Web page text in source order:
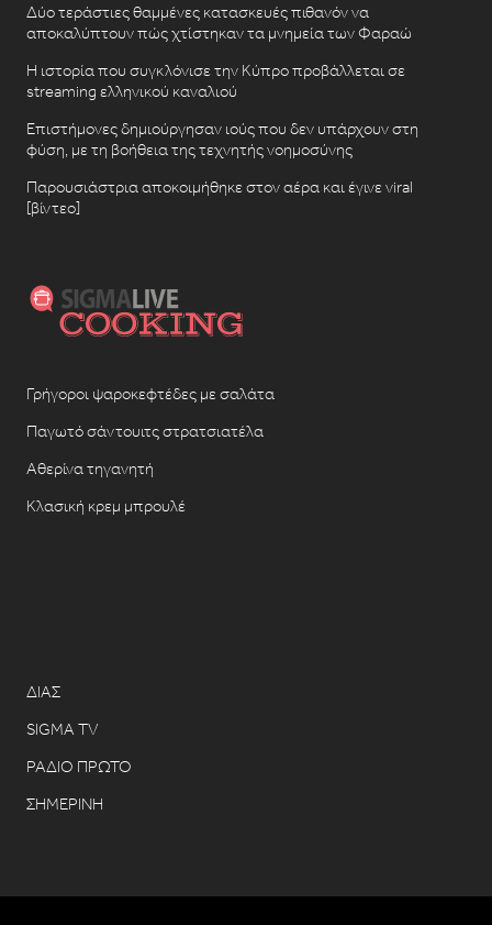
Δύο τεράστιες θαμμένες κατασκευές πιθανόν να
αποκαλύπτουν πώς χτίστηκαν τα μνημεία των Φαραώ
Η ιστορία που συγκλόνισε την Κύπρο προβάλλεται σε
streaming ελληνικού καναλιού
Επιστήμονες δημιούργησαν ιούς που δεν υπάρχουν στη
φύση, με τη βοήθεια της τεχνητής νοημοσύνης
Παρουσιάστρια αποκοιμήθηκε στον αέρα και έγινε viral
[βίντεο]
Γρήγοροι ψαροκεφτέδες με σαλάτα
Παγωτό σάντουιτς στρατσιατέλα
Αθερίνα τηγανητή
Κλασική κρεμ μπρουλέ
ΔΙΑΣ
SIGMA TV
ΡΑΔΙΟ ΠΡΩΤΟ
ΣΗΜΕΡΙΝΗ